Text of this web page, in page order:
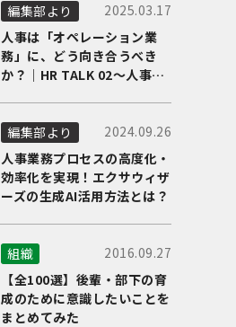
編集部より
2025.03.17
人事は「オペレーション業
務」に、どう向き合うべき
か？｜HR TALK 02～人事DX
編集部より
2024.09.26
人事業務プロセスの高度化・
効率化を実現！エクサウィザ
ーズの生成AI活用方法とは？
組織
2016.09.27
【全100選】後輩・部下の育
成のために意識したいことを
まとめてみた